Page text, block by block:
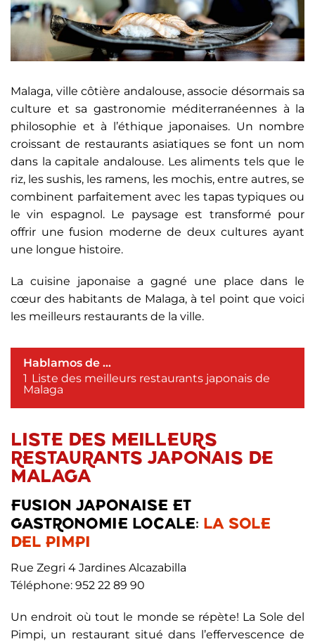
Malaga, ville côtière andalouse, associe désormais sa
culture et sa gastronomie méditerranéennes à la
philosophie et à l’éthique japonaises. Un nombre
croissant de restaurants asiatiques se font un nom
dans la capitale andalouse. Les aliments tels que le
riz, les sushis, les ramens, les mochis, entre autres, se
combinent parfaitement avec les tapas typiques ou
le vin espagnol. Le paysage est transformé pour
offrir une fusion moderne de deux cultures ayant
une longue histoire.
La cuisine japonaise a gagné une place dans le
cœur des habitants de Malaga, à tel point que voici
les meilleurs restaurants de la ville.
Hablamos de ...
1 Liste des meilleurs restaurants japonais de
Malaga
LISTE DES MEILLEURS
RESTAURANTS JAPONAIS DE
MALAGA
FUSION JAPONAISE ET
GASTRONOMIE LOCALE: LA SOLE
DEL PIMPI
Rue Zegri 4 Jardines Alcazabilla
Téléphone: 952 22 89 90
Un endroit où tout le monde se répète! La Sole del
Pimpi, un restaurant situé dans l’effervescence de